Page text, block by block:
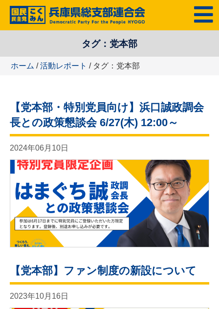
テ
ツ
MENU
タグ：党本部
ホーム /活動レポート / タグ：党本部
【党本部・特別党員向け】浜口誠政調会
長との政策懇談会 6/27(木) 12:00～
2024年06月10日
【党本部】ファン制度の新設について
2023年10月16日